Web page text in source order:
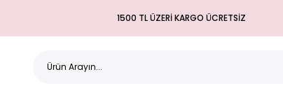
1500 TL ÜZERİ KARGO ÜCRETSİZ